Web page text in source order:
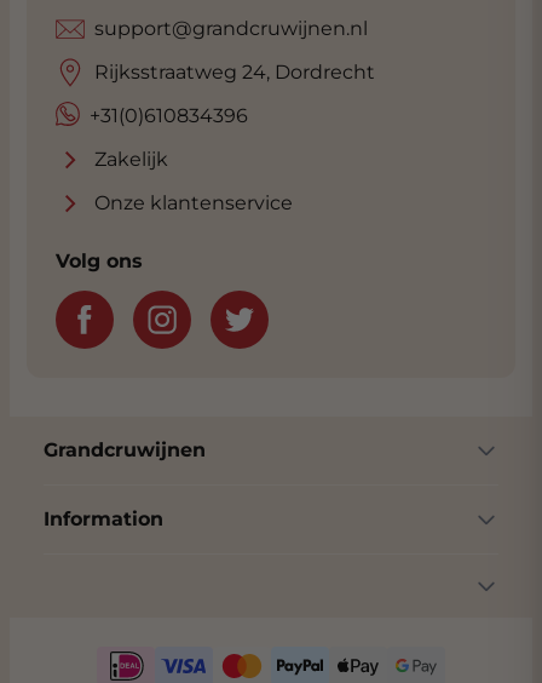
+31(0)610834396
support@grandcruwijnen.nl
Rijksstraatweg 24, Dordrecht
Zakelijk
Onze klantenservice
Volg ons
Grandcruwijnen
Information